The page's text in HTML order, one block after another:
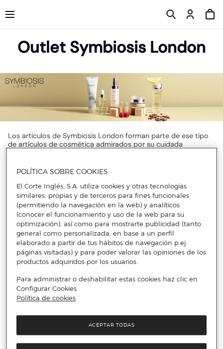
Outlet Symbiosis London
Los artículos de Symbiosis London forman parte de ese tipo
de artículos de cosmética admirados por su cuidada
Con los descuentos en cremas antioxidantes de Symbiosis
mucho más tersa, con productos realizados con materiales de
la mejor calidad. Sus colecciones se llenan de las últimas
tendencias en belleza, como los descuentos en cremas con
protección de Symbiosis London. Los atractivos descuentos
en cuidado corporal de Symbiosis London harán que no
puedas resistirte a mantener tu piel hidratada y serán de lo
más útil para tu rutina. No dejes escapar los descuentos en
aceite limpiador de Symbiosis London también, tu rostro
estará impecable.
Symbiosis London, el valor de lo
internacional
Esta línea mantiene el sabor versátil con productos que
POLÍTICA SOBRE COOKIES
El Corte Inglés, S.A. utiliza cookies y otras tecnologías
similares, propias y de terceros para fines funcionales
(permitiendo la navegación en la web) y analíticos
(conocer el funcionamiento y uso de la web para su
optimización), así como para mostrarte publicidad (tanto
general como personalizada, en base a un perfil
elaborado a partir de tus hábitos de navegación p.ej.
páginas visitadas) y para poder valorar las opiniones de los
productos adquiridos por los usuarios.
Para administrar o deshabilitar estas cookies haz clic en
Configurar Cookies.
Política de cookies
ACEPTAR TODAS